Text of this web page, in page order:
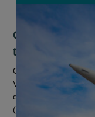
Oorlog in
toenemen
Opnieuw leidt oorlog
Verenigde Staten
derivatenbeurs
(ca. 27 kg). Dat mel...